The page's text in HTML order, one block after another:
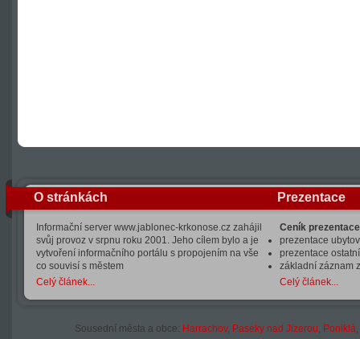
O stránkách
Informační server www.jablonec-krkonose.cz zahájil
svůj provoz v srpnu roku 2001. Jeho cílem bylo a je
vytvoření informačního portálu s propojením na vše
co souvisí s městem
Celý článek...
Prezentace
Ceník
prezentace
prezentace
základní záznam
Celý článek...
Sousední města a obce: Harrachov, Paseky nad Jizerou, Poniklá,